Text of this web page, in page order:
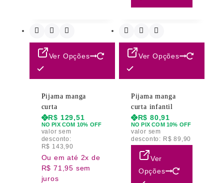
Ver Opções
Pijama manga
curta
R$ 129,51
NO PIX COM 10% OFF
valor sem
desconto:
R$ 143,90
Ou em até 2x de
R$ 71,95 sem
juros
Ver Opções
Pijama manga
curta infantil
R$ 80,91
NO PIX COM 10% OFF
valor sem
desconto: R$ 89,90
Ver
Opções